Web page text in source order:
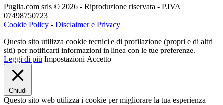
Puglia.com srls © 2026 - Riproduzione riservata - P.IVA
07498750723
Cookie Policy - Disclaimer e Privacy
Questo sito utilizza cookie tecnici e di profilazione (propri e di altri
siti) per notificarti informazioni in linea con le tue preferenze.
Leggi di più Impostazioni Accetto
Chiudi
Questo sito web utilizza i cookie per migliorare la tua esperienza